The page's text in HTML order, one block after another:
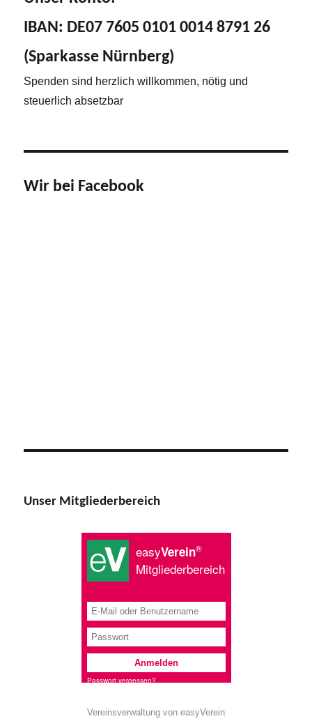
IBAN: DE07 7605 0101 0014 8791 26
(Sparkasse Nürnberg)
Spenden sind herzlich willkommen, nötig und
steuerlich absetzbar
Wir bei Facebook
Unser Mitgliederbereich
Vereinsverwaltung von easyVerein